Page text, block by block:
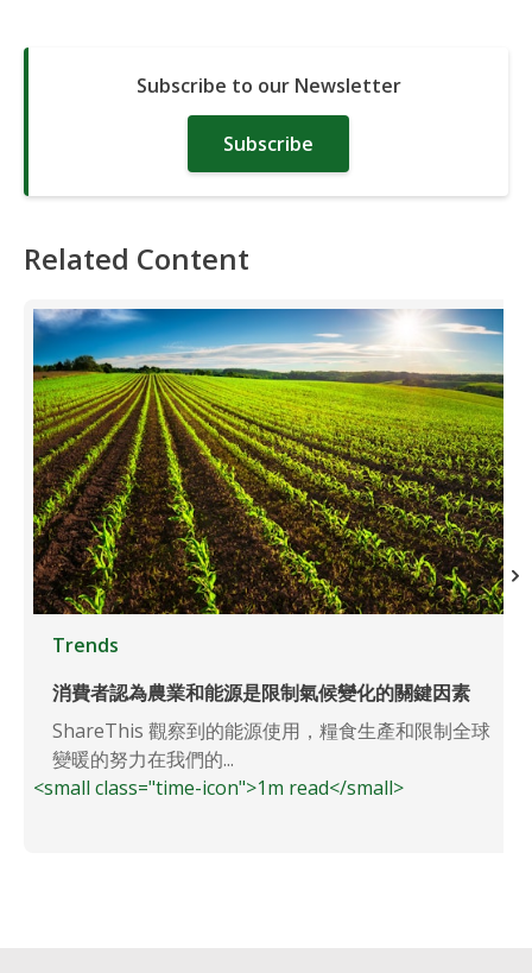
Subscribe to our Newsletter
Subscribe
Related Content
Trends
消費者認為農業和能源是限制氣候變化的關鍵因素
ShareThis 觀察到的能源使用，糧食生產和限制全球
變暖的努力在我們的...
<small class="time-icon">1m read</small>